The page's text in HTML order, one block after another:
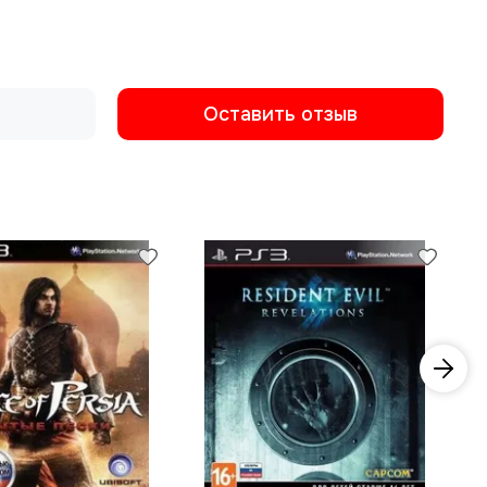
Оставить отзыв